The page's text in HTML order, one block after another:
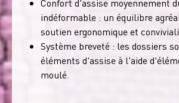
Confort d'assise moyennement
indéformable : un équilibre
soutien ergonomique et
Système breveté : les dossiers
éléments d'assise à l'aide
moulé.